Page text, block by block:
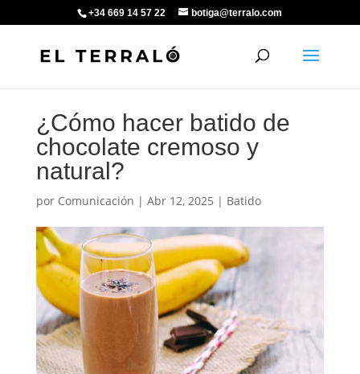
+34 669 14 57 22 botiga@terralo.com
¿Cómo hacer batido de
chocolate cremoso y
natural?
por Comunicación | Abr 12, 2025 | Batido